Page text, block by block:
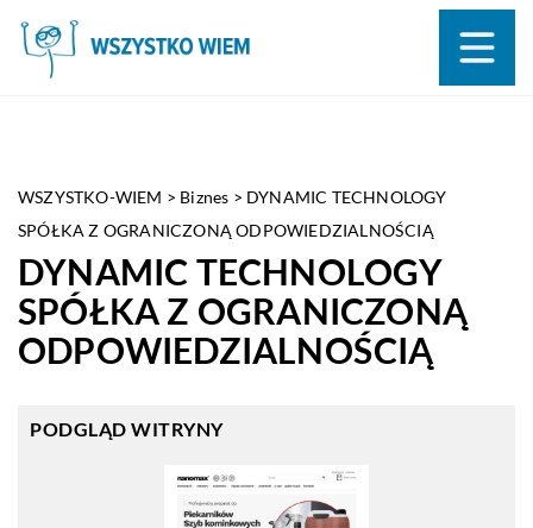
WSZYSTKO-WIEM > Biznes > DYNAMIC TECHNOLOGY
SPÓŁKA Z OGRANICZONĄ ODPOWIEDZIALNOŚCIĄ
DYNAMIC TECHNOLOGY
SPÓŁKA Z OGRANICZONĄ
ODPOWIEDZIALNOŚCIĄ
PODGLĄD WITRYNY